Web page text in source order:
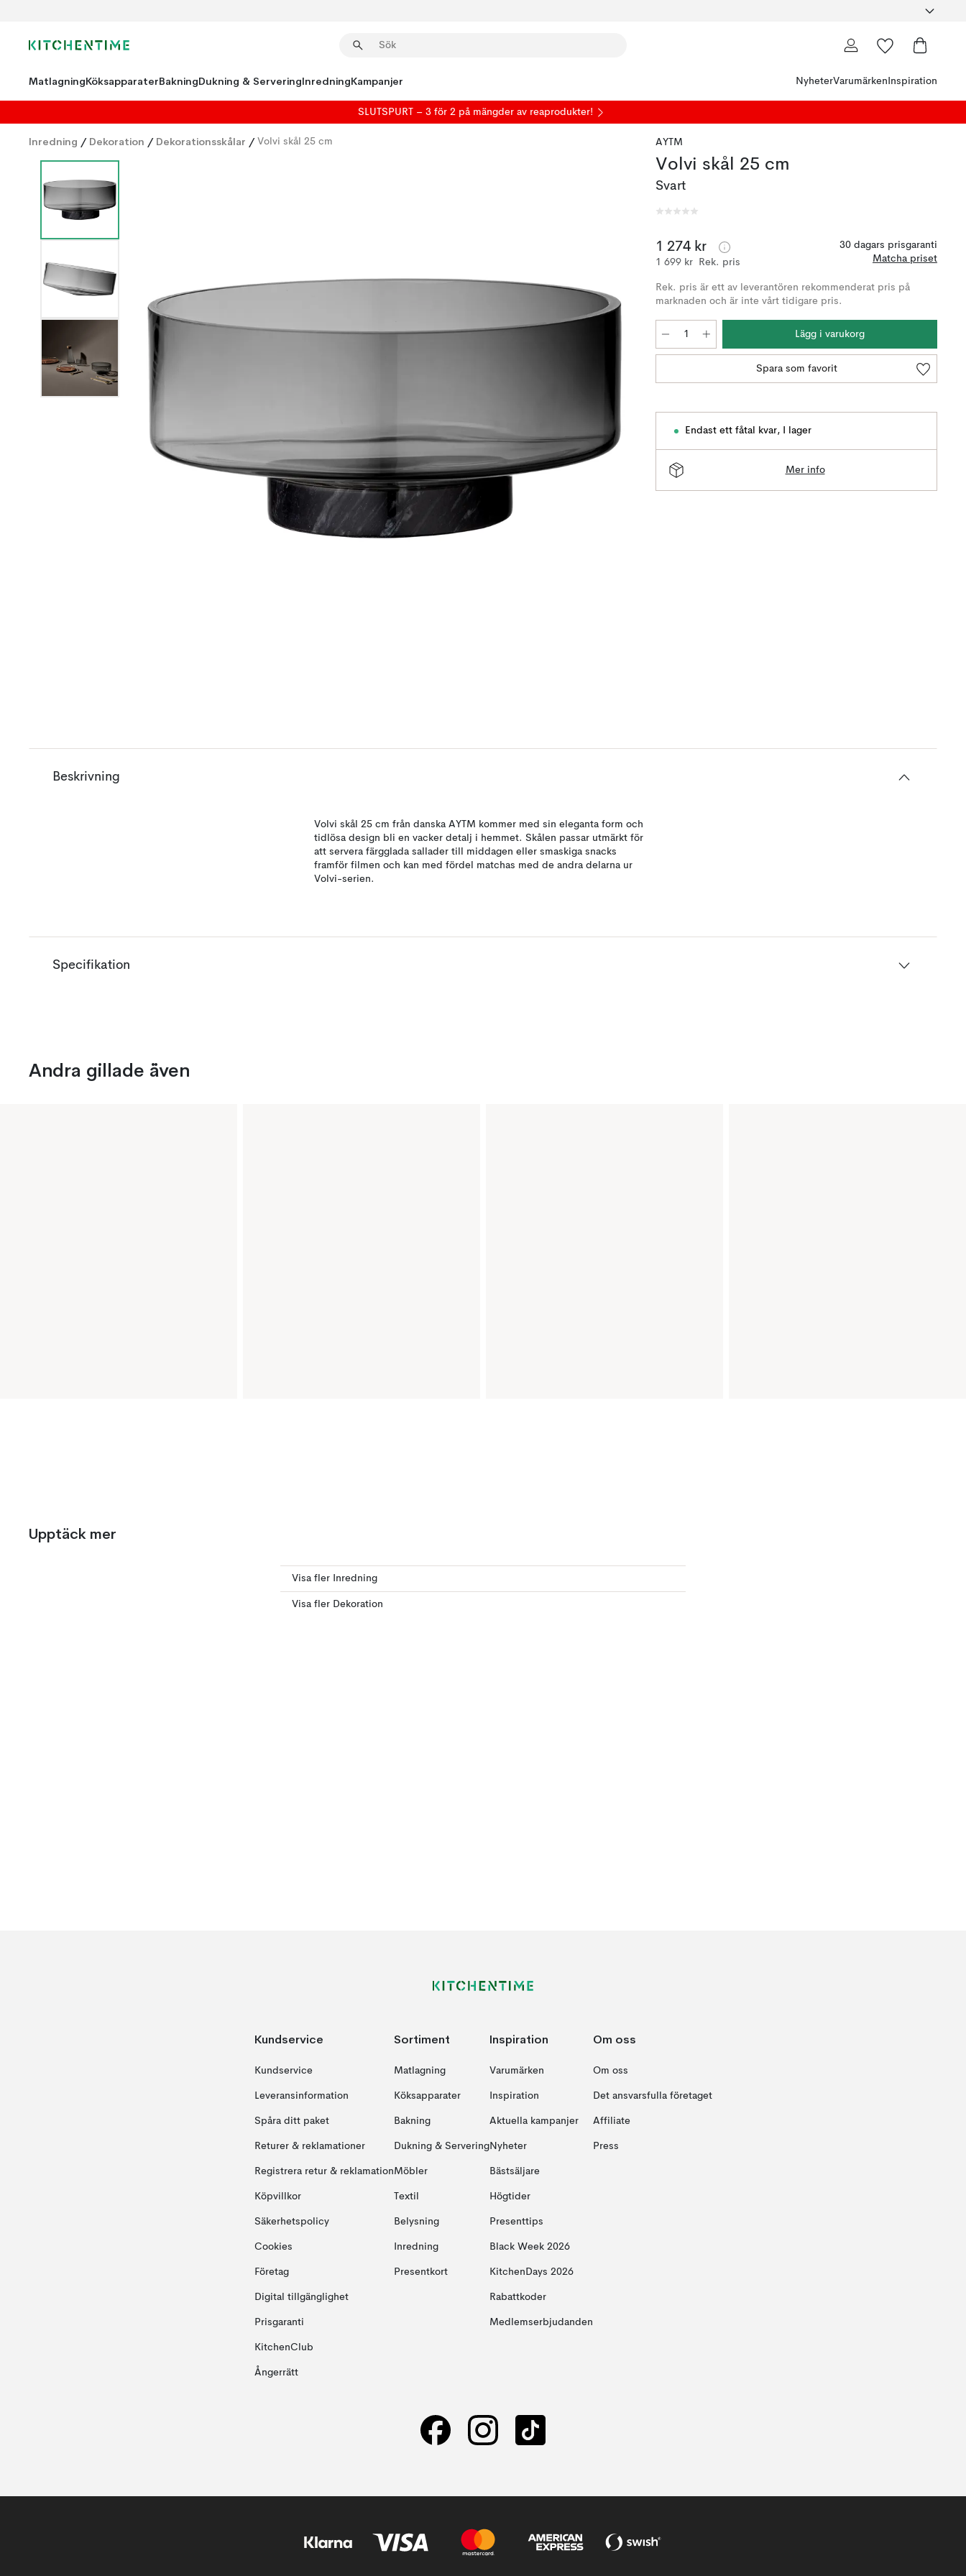
MatlagningKöksapparaterBakningDukning & ServeringInredningKampanjer NyheterVarumärken Inspiration
SLUTSPURT – 3 för 2 på mängder av reaprodukter!
Inredning / Dekoration / Dekorationsskålar / Volvi skål 25 cm AYTM
Volvi skål 25 cm
Svart
1 274 kr
1 699 kr Rek. pris
30 dagars prisgaranti
Matcha priset
Rek. pris är ett av leverantören rekommenderat pris på
marknaden och är inte vårt tidigare pris.
Lägg i varukorg
Spara som favorit
Endast ett fåtal kvar, I lager
Mer info
Beskrivning
Volvi skål 25 cm från danska AYTM kommer med sin eleganta form och
tidlösa design bli en vacker detalj i hemmet. Skålen passar utmärkt för
att servera färgglada sallader till middagen eller smaskiga snacks
framför filmen och kan med fördel matchas med de andra delarna ur
Volvi-serien.
Specifikation
Andra gillade även
Upptäck mer
Visa fler Inredning
Visa fler Dekoration
Kundservice
Kundservice
Leveransinformation
Spåra ditt paket
Returer & reklamationer
Registrera retur & reklamation
Köpvillkor
Säkerhetspolicy
Cookies
Företag
Digital tillgänglighet
Prisgaranti
KitchenClub
Ångerrätt
Sortiment
Matlagning
Köksapparater
Bakning
Dukning & Servering
Möbler
Textil
Belysning
Inredning
Presentkort
Inspiration
Varumärken
Inspiration
Aktuella kampanjer
Nyheter
Bästsäljare
Högtider
Presenttips
Black Week 2026
KitchenDays 2026
Rabattkoder
Medlemserbjudanden
Om oss
Om oss
Det ansvarsfulla företaget
Affiliate
Press